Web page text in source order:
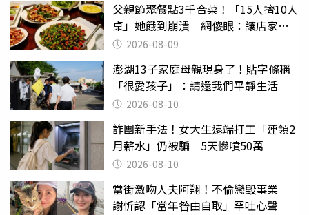
父親節聚餐點3千合菜！「15人擠10人
桌」她餓到崩潰 網傻眼：讓店家看
笑話2026-08-09
澎湖13子家庭母親現身了！貼字條稱
「很愛孩子」：請還我們平靜生活
2026-08-10
詐團新手法！女大生遠端打工「連領2
月薪水」仍被騙 5天慘噴50萬
2026-08-10
當街激吻人夫阿翔！不倫戀毀事業
謝忻認「當年咎由自取」罕吐心聲